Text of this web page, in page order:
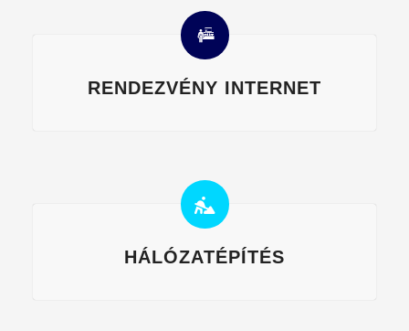
RENDEZVÉNY INTERNET
HÁLÓZATÉPÍTÉS